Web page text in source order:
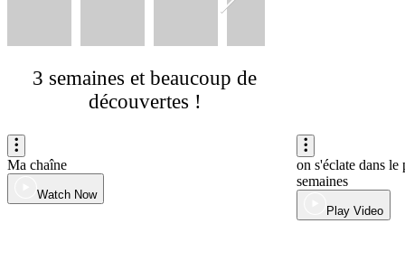
3 semaines et beaucoup de
découvertes !
Ma chaîne
Watch Now
on s'éclate dans
semaines
Play Video